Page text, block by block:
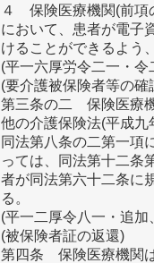
４ 保険医療機関(前項
において、患者が電子
けることができるよう
(平一六厚労令二一・
(要介護被保険者等の確
第三条の二 保険医療
他の介護保険法(平成
同法第八条の二第一項
っては、同法第十二条
者が同法第六十二条に
る。
(平一二厚令八一・追
(被保険者証の返還)
第四条 保険医療機関